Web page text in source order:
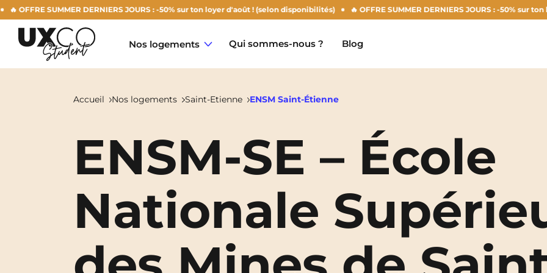
SUMMER DERNIERS JOURS : -50% sur ton loyer d'août ! (selon disponibilités) 🔥 OFFRE SUMMER DERNIERS JOURS : -50% sur ton
Nos logements
Annemasse
Archamps
Aulnoy-Lez-Valenciennes
Béziers
Bezons NEW!
Clermont-Ferrand
Chambéry NEW!
Dijon
Gradignan
Grenoble
Montpellier
Nantes
Nîmes
Noisy-Le-Grand
Qui sommes-nous ? Blog
Accueil Nos logements Saint-Etienne ENSM Saint-Étienne
ENSM-SE – École
Nationale